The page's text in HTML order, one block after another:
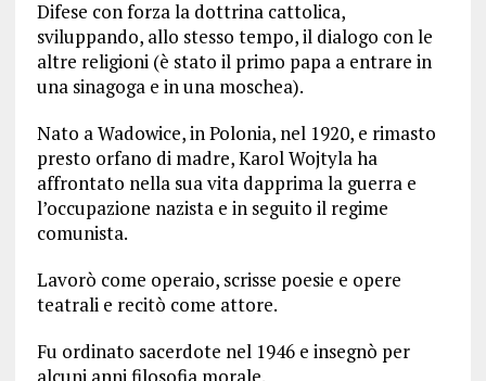
Difese con forza la dottrina cattolica,
sviluppando, allo stesso tempo, il dialogo con le
altre religioni (è stato il primo papa a entrare in
una sinagoga e in una moschea).
Nato a Wadowice, in Polonia, nel 1920, e rimasto
presto orfano di madre, Karol Wojtyla ha
affrontato nella sua vita dapprima la guerra e
l’occupazione nazista e in seguito il regime
comunista.
Lavorò come operaio, scrisse poesie e opere
teatrali e recitò come attore.
Fu ordinato sacerdote nel 1946 e insegnò per